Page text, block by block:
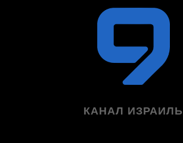
КАНАЛ ИЗРАИЛЬ